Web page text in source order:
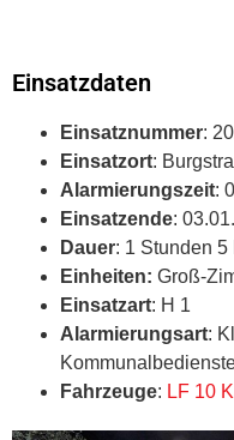
Einsatzdaten
Einsatznummer:
Einsatzort:
Alarmierungszeit:
Einsatzende:
Dauer: 1 Stunden 5
Einheiten: Groß-
Einsatzart: H 1
Alarmierungsart:
Fahrzeuge: LF 10